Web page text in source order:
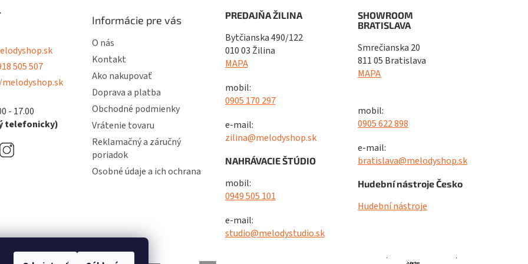
505 507
- 17.00
telefonicky)
Informácie pre vás
O nás
Kontakt
Ako nakupovať
Doprava a platba
Obchodné podmienky
Vrátenie tovaru
Reklamačný a záručný
poriadok
Osobné údaje a ich ochrana
PREDAJŇA ŽILINA
Bytčianska 490/122
010 03 Žilina
MAPA
mobil:
0905 170 297
e-mail:
zilina@melodyshop.sk
NAHRÁVACIE ŠTÚDIO
mobil:
0949 505 101
e-mail:
studio@melodystudio.sk
SHOWROOM
BRATISLAVA
Smrečianska 20
811 05 Bratislava
MAPA
mobil:
0905 622 898
e-mail:
bratislava@melodyshop.sk
Hudební nástroje Česko
Hudební nástroje